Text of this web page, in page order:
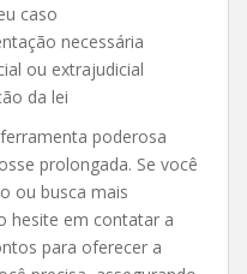
caso
necessária
ou extrajudicial
da lei
poderosa
prolongada. Se você
ou busca mais
hesite em contatar a
para oferecer a